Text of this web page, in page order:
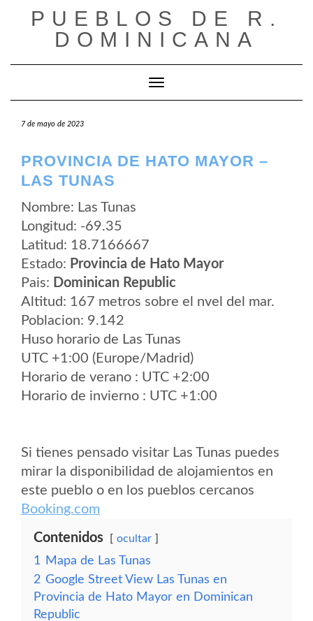
PUEBLOS DE R.
DOMINICANA
Cambiar modo de navegación
7 de mayo de 2023
PROVINCIA DE HATO MAYOR –
LAS TUNAS
Nombre: Las Tunas
Longitud: -69.35
Latitud: 18.7166667
Estado: Provincia de Hato Mayor
Pais: Dominican Republic
Altitud: 167 metros sobre el nvel del mar.
Poblacion: 9.142
Huso horario de Las Tunas
UTC +1:00 (Europe/Madrid)
Horario de verano : UTC +2:00
Horario de invierno : UTC +1:00
Si tienes pensado visitar Las Tunas puedes
mirar la disponibilidad de alojamientos en
este pueblo o en los pueblos cercanos
Booking.com
Contenidos ocultar
1
Mapa de Las Tunas
2 Google Street View Las Tunas en
Provincia de Hato Mayor en Dominican
Republic